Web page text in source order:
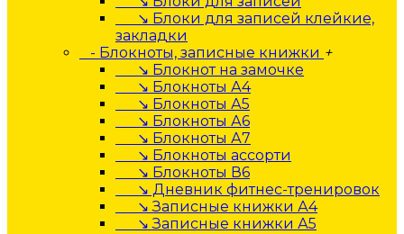
↘ Блоки для записей клейкие,
закладки
- Блокноты, записные книжки +
↘ Блокнот на замочке
↘ Блокноты А4
↘ Блокноты А5
↘ Блокноты А6
↘ Блокноты А7
↘ Блокноты ассорти
↘ Блокноты В6
↘ Дневник фитнес-тренировок
↘ Записные книжки А4
↘ Записные книжки А5